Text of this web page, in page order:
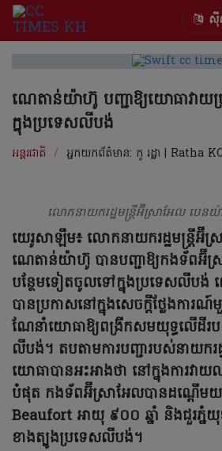
ស៊ី
ណេតាន់យ៉ាហ៊ូ បញ្ជាឱ្យយោធាវាយ
ក្នុងប្រទេសលីបង់
អន្តរជាតិ / អ្នកយកព័ត៌មាន: កូ រដ្ឋា | Ratha
លោកនាយករដ្ឋមន្ត្រីអ៊ីស្រាអែល បេ
យេរូសាឡឹម៖ លោកនាយករដ្ឋមន្ត្រីអ៊ី
ណេតាន់យ៉ាហ៊ូ បានបញ្ជាឱ្យកងទ័ពអ៊ីស្
បន្ថែមទៀតចូលទៅក្នុងប្រទេសលីប
បានប្រកាសនៅក្នុងសេចក្តីថ្លែងការ
ណែនាំយោធាឱ្យពង្រីកសមយុទ្ធលើដីរប
លីបង់។ តបតាមការបញ្ជារបស់នាយករដ្
យោធាបានអះអាងថា នៅក្នុងការវ
បំផុត កងទ័ពអ៊ីស្រាអែលបានដណ្តើម
Beaufort អាយុ ៩០០ ឆ្នាំ និងជួរភ្នំ
ខាងត្បូងប្រទេសលីបង់។